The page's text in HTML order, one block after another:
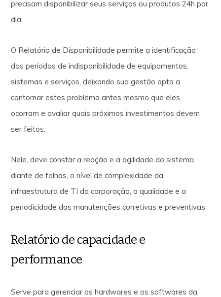
precisam disponibilizar seus serviços ou produtos 24h por
dia.
O Relatório de Disponibilidade permite a identificação
dos períodos de indisponibilidade de equipamentos,
sistemas e serviços, deixando sua gestão apta a
contornar estes problema antes mesmo que eles
ocorram e avaliar quais próximos investimentos devem
ser feitos.
Nele, deve constar a reação e a agilidade do sistema
diante de falhas, o nível de complexidade da
infraestrutura de TI da corporação, a qualidade e a
periodicidade das manutenções corretivas e preventivas.
Relatório de capacidade e
performance
Serve para gerenciar os hardwares e os softwares da